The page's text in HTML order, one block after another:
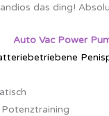
das ding!
Auto Vac Power